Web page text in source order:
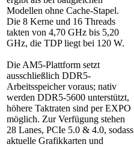
Modellen ohne Cache-Stapel.
Die 8 Kerne und 16 Threads
takten von 4,70 GHz bis 5,20
GHz, die TDP liegt bei 120 W.
Die AM5-Plattform setzt
ausschließlich DDR5-
Arbeitsspeicher voraus; nativ
werden DDR5-5600 unterstützt,
höhere Taktraten sind per EXPO
möglich. Zur Verfügung stehen
28 Lanes, PCIe 5.0 & 4.0, sodass
aktuelle Grafikkarten und